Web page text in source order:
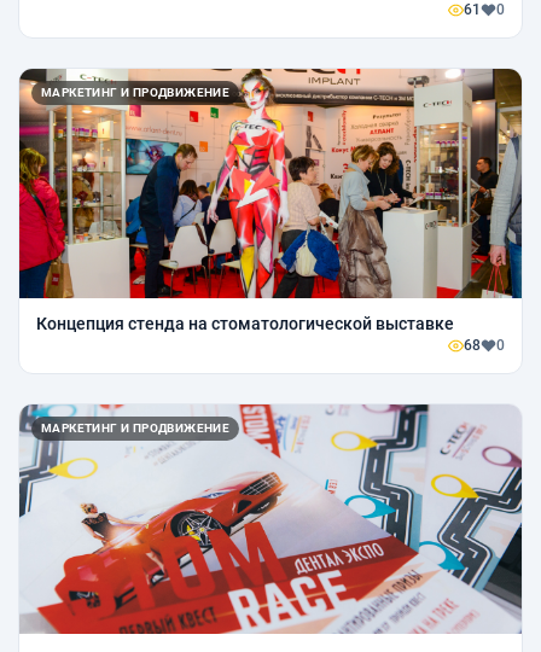
61 0
МАРКЕТИНГ И ПРОДВИЖЕНИЕ
Концепция стенда на стоматологической выставке
68 0
МАРКЕТИНГ И ПРОДВИЖЕНИЕ